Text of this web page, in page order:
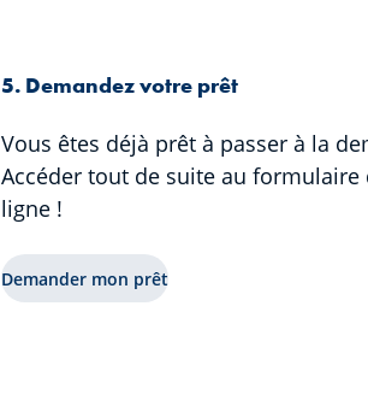
5. Demandez votre prêt
Vous êtes déjà prêt à passer à la
Accéder tout de suite au formulaire
ligne !
Demander mon prêt